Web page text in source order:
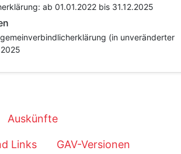
ab 01.01.2022 bis 31.12.2025
(in unveränderter
Auskünfte
Links GAV-Versionen